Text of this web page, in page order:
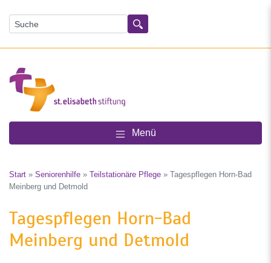
Suchen
Menü
Start » Seniorenhilfe » Teilstationäre Pflege » Tagespflegen Horn-Bad
Meinberg und Detmold
Tagespflegen Horn-Bad
Meinberg und Detmold